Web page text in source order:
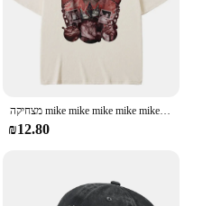
מצחיקה mike mike mike mike mike mike mike muke mitzer גברים נשים חדר כושר שרירן חולצות שרוול קצר חולצת כותנה טהורה
₪12.80